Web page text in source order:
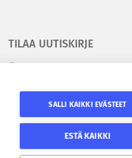
SALLI KAIKKI EVÄSTEET
ESTÄ KAIKKI
TILAA UUTISKIRJE
KESÄYLIOPISTOA